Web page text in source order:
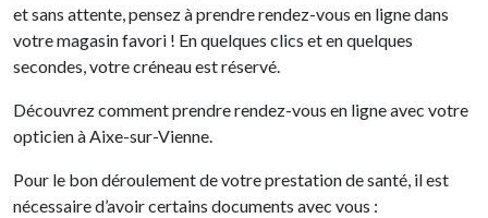
et sans attente, pensez à prendre rendez-vous en ligne dans
votre magasin favori ! En quelques clics et en quelques
secondes, votre créneau est réservé.
Découvrez comment prendre rendez-vous en ligne avec votre
opticien à Aixe-sur-Vienne.
Pour le bon déroulement de votre prestation de santé, il est
nécessaire d’avoir certains documents avec vous :